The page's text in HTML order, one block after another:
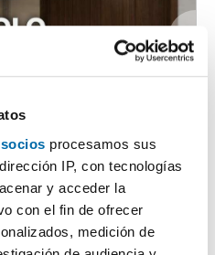
procesamos sus
IP, con tecnologías
y acceder la
con el fin de ofrecer
medición de
Baño
España-Casablanca, Vigo
Llamar
PREMIUM Máx. 10km